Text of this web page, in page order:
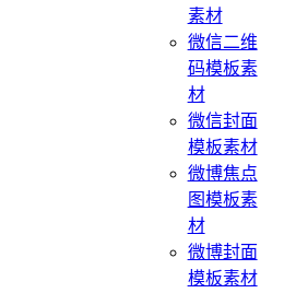
素材
微信二维
码模板素
材
微信封面
模板素材
微博焦点
图模板素
材
微博封面
模板素材